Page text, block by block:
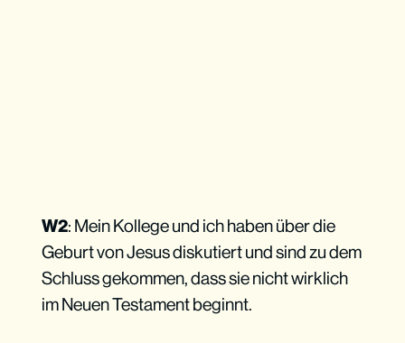
W2: Mein Kollege und ich haben über die
Geburt von Jesus diskutiert und sind zu dem
Schluss gekommen, dass sie nicht wirklich
im Neuen Testament beginnt.